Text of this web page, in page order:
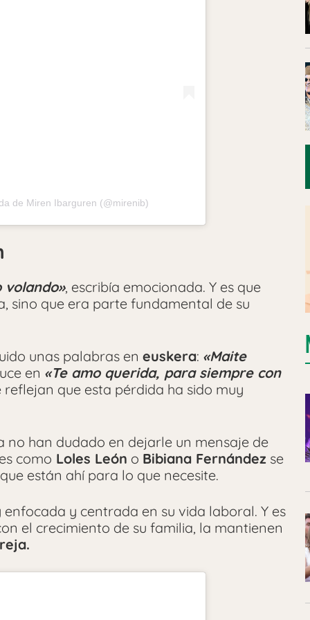
de Miren Ibarguren (@mirenib)
volando», escribía emocionada. Y es que
sino que era parte fundamental de su
unas palabras en euskera: «Maite
en «Te amo querida, para siempre con
reflejan que esta pérdida ha sido muy
no han dudado en dejarle un mensaje de
como Loles León o Bibiana Fernández se
están ahí para lo que necesite.
y centrada en su vida laboral. Y es
el crecimiento de su familia, la mantienen